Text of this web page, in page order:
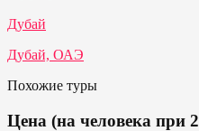
Дубай
Дубай, ОАЭ
Похожие туры
Цена (на человека при